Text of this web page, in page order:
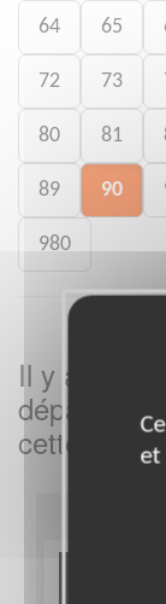
64 65
72 73
80 81
89 90
980
Il y a
cette
et